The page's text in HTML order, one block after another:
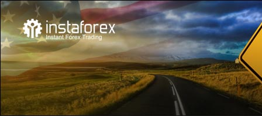
Keamanan dengan InstaTrade